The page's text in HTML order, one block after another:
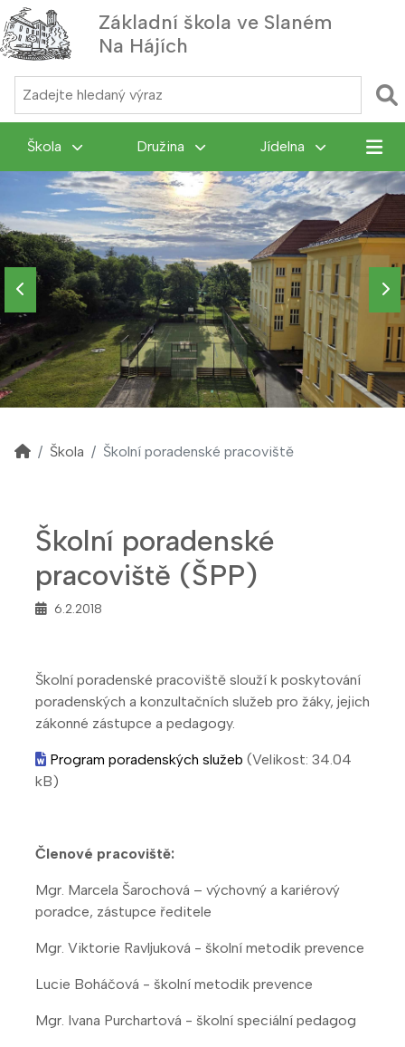
Základní škola ve Slaném
Na Hájích
Škola Družina Jídelna
Škola Školní poradenské pracoviště
Školní poradenské
pracoviště (ŠPP)
6.2.2018
Školní poradenské pracoviště slouží k poskytování
poradenských a konzultačních služeb pro žáky, jejich
zákonné zástupce a pedagogy.
Program poradenských služeb (Velikost: 34.04
kB)
Členové pracoviště:
Mgr. Marcela Šarochová – výchovný a kariérový
poradce, zástupce ředitele
Mgr. Viktorie Ravljuková - školní metodik prevence
Lucie Boháčová - školní metodik prevence
Mgr. Ivana Purchartová - školní speciální pedagog